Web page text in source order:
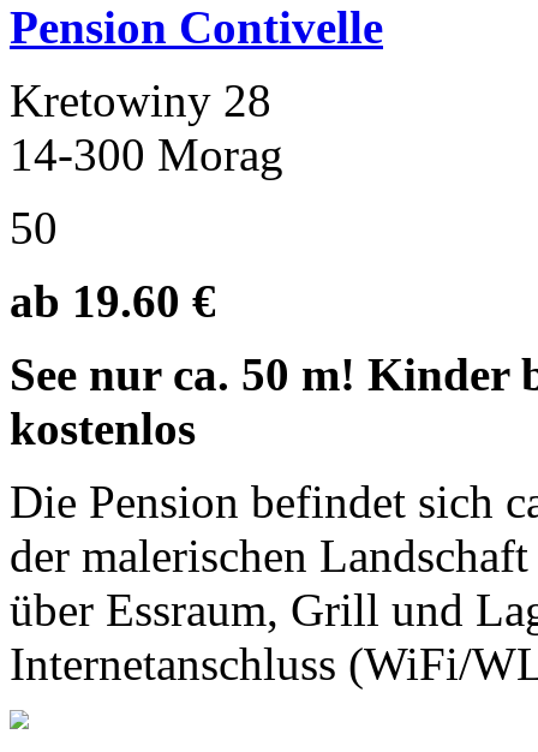
Pension Contivelle
Kretowiny 28
14-300 Morag
50
ab 19.60 €
See nur ca. 50 m!
kostenlos
Die Pension befindet sich
der malerischen
über Essraum, Grill und
Internetanschluss (WiFi/